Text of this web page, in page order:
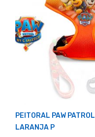
PEITORAL PAW PATROL
LARANJA P